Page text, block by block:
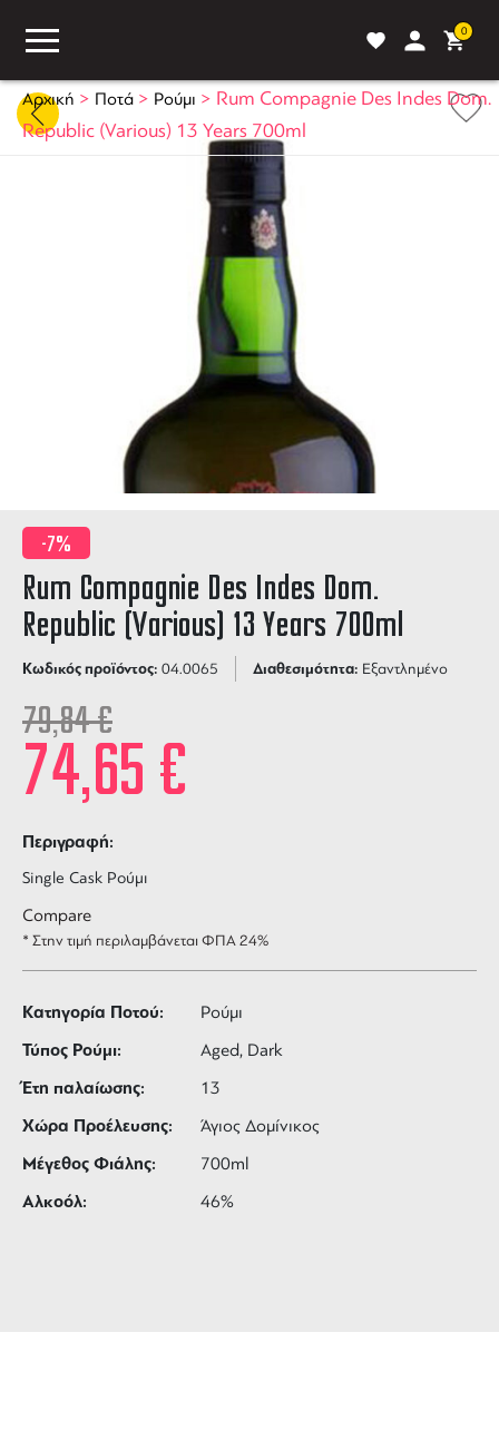
0
ΣΥΓΚΡΙΣΗ
Αρχική > Ποτά > Ρούμι > Rum Compagnie Des Indes Dom.
Republic (Various) 13 Years 700ml
-7%
Rum Compagnie Des Indes Dom.
Republic (Various) 13 Years 700ml
Κωδικός προϊόντος: 04.0065 Διαθεσιμότητα: Εξαντλημένο
79,84€
74,65€
Περιγραφή:
Single Cask Ρούμι
Compare
* Στην τιμή περιλαμβάνεται ΦΠΑ 24%
Κατηγορία Ποτού: Ρούμι
Τύπος Ρούμι: Aged, Dark
Έτη παλαίωσης: 13
Χώρα Προέλευσης: Άγιος Δομίνικος
Μέγεθος Φιάλης: 700ml
Αλκοόλ: 46%